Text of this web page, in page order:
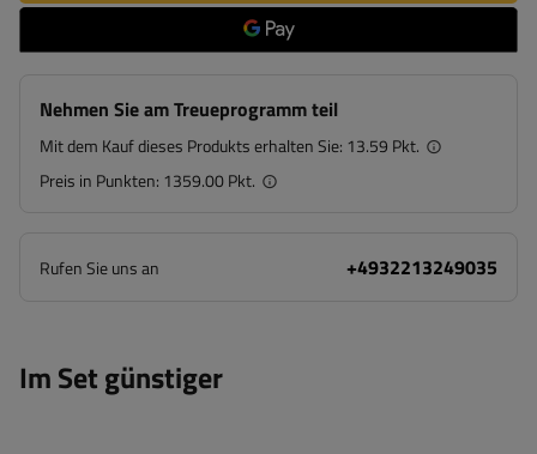
Nehmen Sie am Treueprogramm teil
Mit dem Kauf dieses Produkts erhalten Sie: 13.59 Pkt.
Preis in Punkten: 1359.00 Pkt.
Rufen Sie uns an +4932213249035
Im Set günstiger